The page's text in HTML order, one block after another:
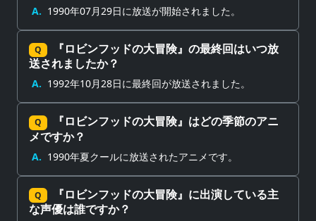
A. 1990年07月29日に放送が開始されました。
Q
『ロビンフッドの大冒険』の最終回はいつ放
送されましたか？
A. 1992年10月28日に最終回が放送されました。
Q
『ロビンフッドの大冒険』はどの季節のアニ
メですか？
A. 1990年夏クールに放送されたアニメです。
Q
『ロビンフッドの大冒険』に出演している主
な声優は誰ですか？